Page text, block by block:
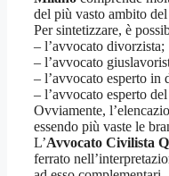
del più vasto ambito
Per sintetizzare, è
– l’avvocato divorzista;
– l’avvocato
– l’avvocato esperto in
– l’avvocato esperto
Ovviamente,
essendo più vaste le
L’Avvocato Civilista
ferrato